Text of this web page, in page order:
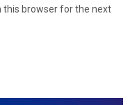
this browser for the next